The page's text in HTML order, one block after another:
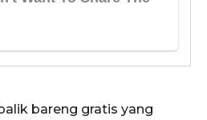
bareng gratis yang